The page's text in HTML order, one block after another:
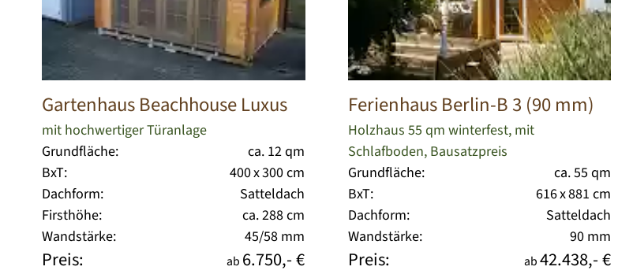
Gartenhaus Beachhouse Luxus
mit hochwertiger Türanlage
Grundfläche:
ca. 12 qm
BxT:
400 x 300 cm
Dachform:
Satteldach
Firsthöhe:
ca. 288 cm
Wandstärke:
45/58 mm
Preis: ab 6.750,- €
Ferienhaus Berlin-B 3 (90 mm)
Holzhaus 55 qm winterfest, mit
Schlafboden, Bausatzpreis
Grundfläche:
ca. 55 qm
BxT:
616 x 881 cm
Dachform:
Satteldach
Wandstärke:
90 mm
Preis: ab42.438,- €